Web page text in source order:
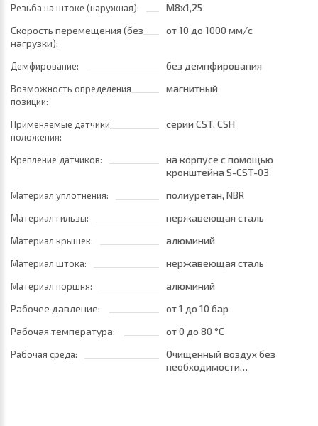
Резьба на штоке (наружная):
M8x1,25
Скорость перемещения (без
нагрузки):
от 10 до 1000 мм/с
Демфирование: без демпфирования
Возможность определения
позиции:
магнитный
Применяемые датчики
положения:
серии CST, CSH
Крепление датчиков:
на корпусе с помощью
кронштейна S-CST-03
Материал уплотнения: полиуретан, NBR
Материал гильзы: нержавеющая сталь
Материал крышек: алюминий
Материал штока: нержавеющая сталь
Материал поршня:
алюминий
Рабочее давление:
от 1 до 10 бар
Рабочая температура:
от 0 до 80 °C
Рабочая среда:
Очищенный воздух без
необходимости